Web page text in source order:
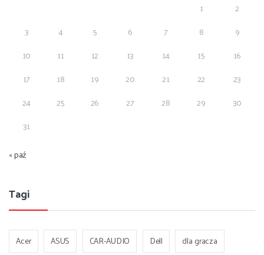
1
2
3
4 5 6 7 8
9
10
11 12 13 14 15
16
17
18 19 20 21 22
23
24
25 26 27 28 29
30
31
« paź
Tagi
Acer ASUS CAR-AUDIO Dell
dla gracza